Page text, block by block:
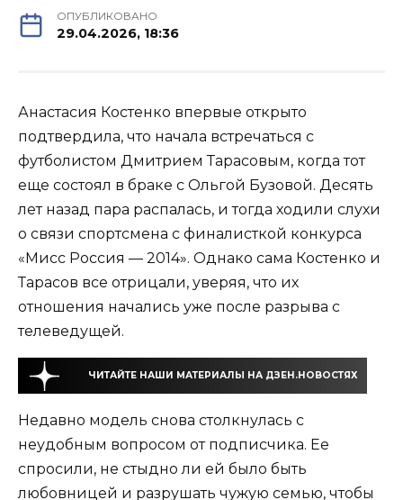
ОПУБЛИКОВАНО
29.04.2026, 18:36
Анастасия Костенко впервые открыто
подтвердила, что начала встречаться с
футболистом Дмитрием Тарасовым, когда тот
еще состоял в браке с Ольгой Бузовой. Десять
лет назад пара распалась, и тогда ходили слухи
о связи спортсмена с финалисткой конкурса
«Мисс Россия — 2014». Однако сама Костенко и
Тарасов все отрицали, уверяя, что их
отношения начались уже после разрыва с
телеведущей.
ЧИТАЙТЕ НАШИ МАТЕРИАЛЫ НА ДЗЕН.НОВОСТЯХ
Недавно модель снова столкнулась с
неудобным вопросом от подписчика. Ее
спросили, не стыдно ли ей было быть
любовницей и разрушать чужую семью, чтобы